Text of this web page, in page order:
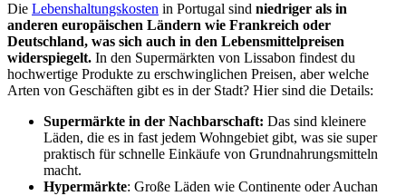
Die Lebenshaltungskosten in Portugal sind niedriger als in
anderen europäischen Ländern wie Frankreich oder
Deutschland, was sich auch in den Lebensmittelpreisen
widerspiegelt. In den Supermärkten von Lissabon findest du
hochwertige Produkte zu erschwinglichen Preisen, aber welche
Arten von Geschäften gibt es in der Stadt? Hier sind die Details:
Supermärkte in der Nachbarschaft: Das sind kleinere
Läden, die es in fast jedem Wohngebiet gibt, was sie super
praktisch für schnelle Einkäufe von Grundnahrungsmitteln
macht.
Hypermärkte: Große Läden wie Continente oder Auchan